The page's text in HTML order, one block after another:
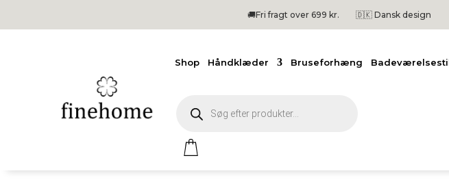
🚚Fri fragt over 699 kr. 🇩🇰 Dansk design
Shop Håndklæder Bruseforhæng
search